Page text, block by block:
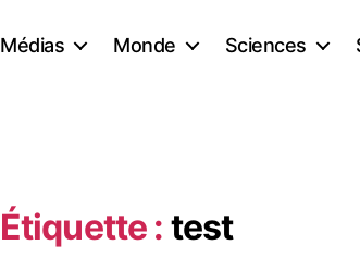
Médias Monde Sciences
Étiquette : test